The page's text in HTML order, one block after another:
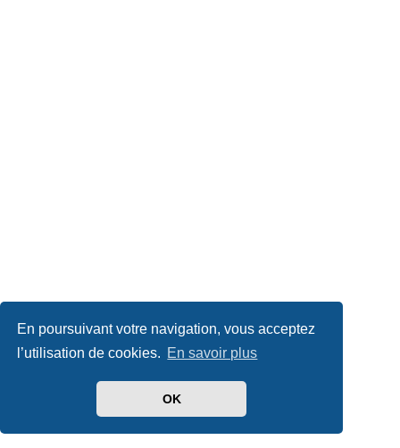
En poursuivant votre navigation, vous acceptez
l’utilisation de cookies. En savoir plus
OK